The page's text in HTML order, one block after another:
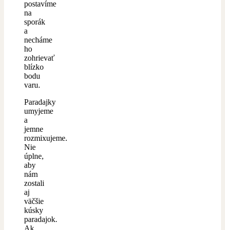
postavíme
na
sporák
a
necháme
ho
zohrievať
blízko
bodu
varu.
Paradajky
umyjeme
a
jemne
rozmixujeme.
Nie
úplne,
aby
nám
zostali
aj
väčšie
kúsky
paradajok.
Ak